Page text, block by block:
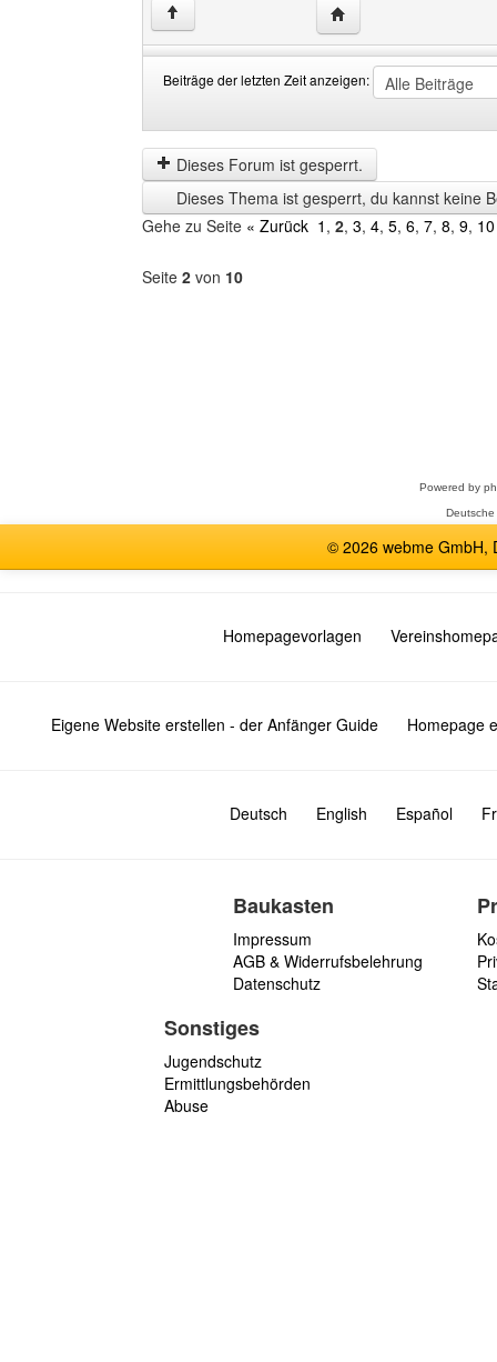
↑ Website dieses
Beiträge der letzten Zeit anzeigen:
der
letzten
Zeit
anzeigen
by
Dieses Forum ist gesperrt.
Dieses Thema ist gesperrt, du kannst keine
Gehe zu Seite « Zurück 1 , 2, 3, 4, 5, 6, 7, 8, 9, 10
Seite 2 von 10
Powered by
© 2026 webme GmbH,
Homepagevorlagen
Eigene Website erstellen - der Anfänger Guide Homepage
Deutsch English Español
Baukasten
Impressum
AGB & Widerrufsbelehrung
Datenschutz
Sonstiges
Jugendschutz
Ermittlungsbehörden
Abuse